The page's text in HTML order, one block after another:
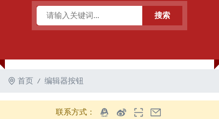
搜索
首页 编辑器按钮
联系方式：